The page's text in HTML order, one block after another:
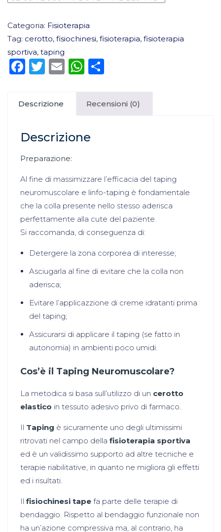
Categoria: Fisioterapia
Tag: cerotto, fisiochinesi, fisioterapia, fisioterapia
sportiva, taping
Facebook
Twitter
EmailWhatsApp
Descrizione Recensioni (0)
Descrizione
Preparazione:
Al fine di massimizzare l’efficacia del taping
neuromuscolare e linfo-taping è fondamentale
che la colla presente nello stesso aderisca
perfettamente alla cute del paziente.
Si raccomanda, di conseguenza di:
Detergere la zona corporea di interesse;
Asciugarla al fine di evitare che la colla non
aderisca;
Evitare l’applicazzione di creme idratanti prima
del taping;
Assicurarsi di applicare il taping (se fatto in
autonomia) in ambienti poco umidi.
Cos’è il Taping Neuromuscolare?
La metodica si basa sull’utilizzo di un cerotto
elastico in tessuto adesivo privo di farmaco.
Il Taping è sicuramente uno degli ultimissimi
ritrovati nel campo della fisioterapia sportiva
ed è un validissimo supporto ad altre tecniche e
terapie riabilitative, in quanto ne migliora gli effetti
ed i risultati.
Il fisiochinesi tape fa parte delle terapie di
bendaggio. Rispetto al bendaggio funzionale non
ha un’azione compressiva ma, al contrario, ha